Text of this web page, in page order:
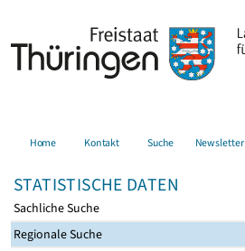
Home Kontakt Suche Newsletter
STATISTISCHE DATEN
Sachliche Suche
Regionale Suche